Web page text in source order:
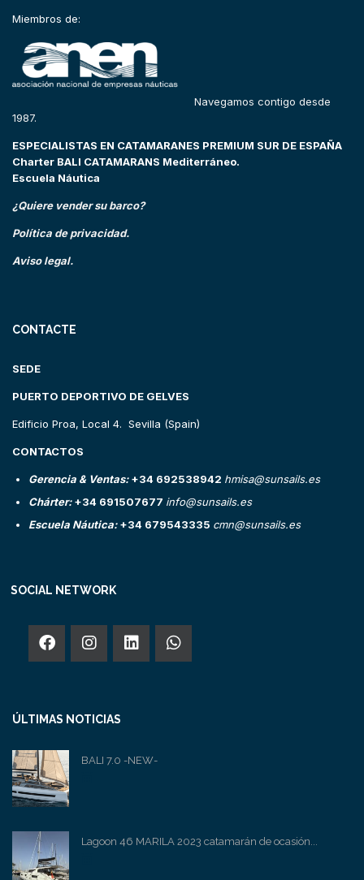
Miembros de:
Navegamos contigo desde
1987.
ESPECIALISTAS EN CATAMARANES PREMIUM SUR DE ESPAÑA
Charter BALI CATAMARANS Mediterráneo.
Escuela Náutica
¿Quiere vender su barco?
Política de privacidad.
Aviso legal.
CONTACTE
SEDE
PUERTO DEPORTIVO DE GELVES
Edificio Proa, Local 4. Sevilla (Spain)
CONTACTOS
Gerencia & Ventas:+34 692538942 hmisa@sunsails.es
Chárter:+34 691507677 info@sunsails.es
Escuela Náutica:+34 679543335 cmn@sunsails.es
SOCIAL NETWORK
ÚLTIMAS NOTICIAS
BALI 7.0 -NEW-
Lagoon 46 MARILA 2023 catamarán de ocasión...